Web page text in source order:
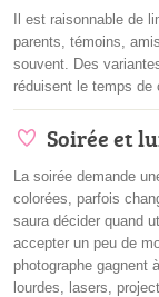
Il est raisonnable de
parents, témoins,
souvent. Des
réduisent le temps de
Soirée et
La soirée demande
colorées, parfois
saura décider quand
accepter un peu de
photographe gagnent
lourdes, lasers,